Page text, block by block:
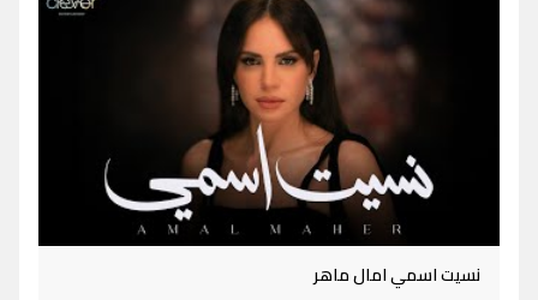
نسيت اسمي امال ماهر